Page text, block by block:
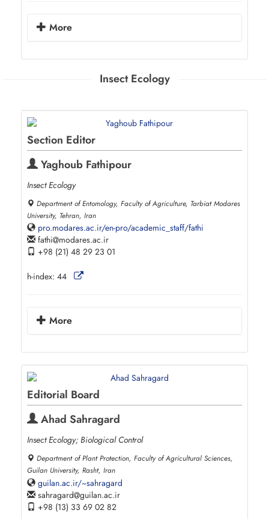
More
Insect Ecology
Section Editor
Yaghoub Fathipour
Insect Ecology
Department of Entomology, Faculty of Agriculture, Tarbiat Modares
University, Tehran, Iran
pro.modares.ac.ir/en-pro/academic_staff/fathi
fathi modares.ac.ir
+98 (21) 48 29 23 01
h-index: 44
More
Editorial Board
Ahad Sahragard
Insect Ecology; Biological Control
Department of Plant Protection, Faculty of Agricultural Sciences,
Guilan University, Rasht, Iran
guilan.ac.ir/~sahragard
sahragard guilan.ac.ir
+98 (13) 33 69 02 82